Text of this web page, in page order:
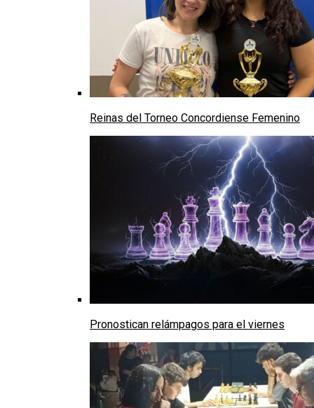
Reinas del Torneo Concordiense Femenino
Pronostican relámpagos para el viernes